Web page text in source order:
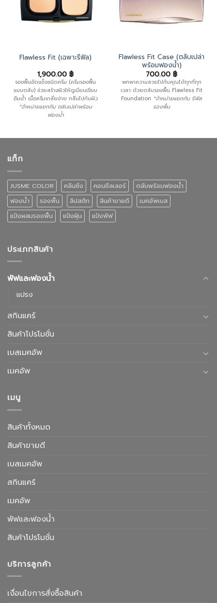
Flawless Fit (เฉพาะรีฟิล)
1,900.00 ฿
รองพื้นอัดแข็งชนิดครีม (ครีมรองพื้น
แบบตลับ) ช่วยสร้างผิวให้ดูเนียนเรียบ
อิ่มน้ำ เนื้อครีมเกลี่ยง่าย กลืนไปกับผิว
*จำหน่ายแยกกับ ตลับเปล่าพร้อม
ฟองน้ำ
Flawless Fit Case (ตลับเปล่า
พร้อมฟองน้ำ)
700.00 ฿
พกพาความสวยไปกับคุณได้ทุกที่ทุก
เวลา ด้วยตลับรองพื้น Flawless Fit
Foundation *จำหน่ายแยกกับ รีฟิล
รองพื้น
แท็ก
JUSME COLOR คลีนซิ่ง คอนซีลเลอร์
ตลับพร้อมฟองน้ำ
ฟองน้ำ
รองพื้น ลิปสติก สินค้าขายดี
เมคอัพเบส
แป้งผสมรองพื้น
แป้งฝุ่น แป้งพัฟ
ประเภทสินค้า
พัฟและฟองน้ำ
แปรง
สกินแคร์
สินค้าโปรโมชั่น
เบสเมคอัพ
เมคอัพ
เมนู
สินค้าทั้งหมด
สินค้าขายดี
เบสเมคอัพ
สกินแคร์
เมคอัพ
พัฟและฟองน้ำ
สินค้าโปรโมชั่น
บริการลูกค้า
เงื่อนไขการสั่งซื้อสินค้า